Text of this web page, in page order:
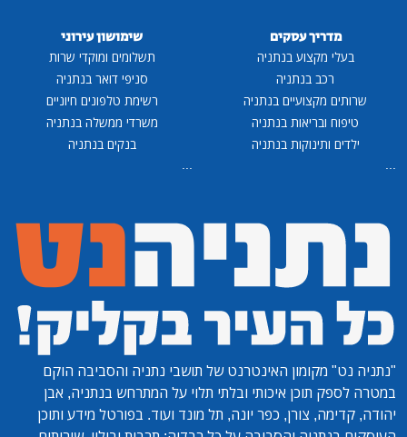
מדריך עסקים
בעלי מקצוע בנתניה
רכב בנתניה
שרותים מקצועיים בנתניה
טיפוח ובריאות בנתניה
ילדים ותינוקות בנתניה
...
שימושון עירוני
תשלומים ומוקדי שרות
סניפי דואר בנתניה
רשימת טלפונים חיוניים
משרדי ממשלה בנתניה
בנקים בנתניה
...
"נתניה נט" מקומון האינטרנט של תושבי נתניה והסביבה הוקם
במטרה לספק תוכן איכותי ובלתי תלוי על המתרחש בנתניה, אבן
יהודה, קדימה, צורן, כפר יונה, תל מונד ועוד. בפורטל מידע ותוכן